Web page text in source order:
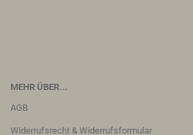
MEHR ÜBER...
AGB
Widerrufsrecht & Widerrufsformular